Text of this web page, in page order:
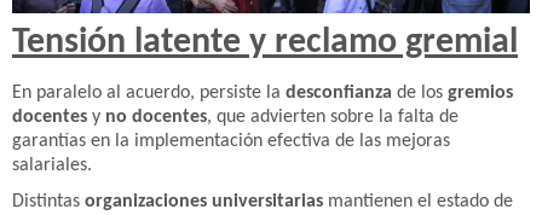
Tensión latente y reclamo gremial
En paralelo al acuerdo, persiste la desconfianza de los gremios
docentes y no docentes, que advierten sobre la falta de
garantías en la implementación efectiva de las mejoras
salariales.
Distintas organizaciones universitarias mantienen el estado de